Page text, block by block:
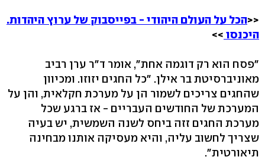
<<הכל על העולם היהודי - בפייסבוק של ערוץ היהדות.
היכנסו >>
"פסח הוא רק דוגמה אחת", אומר ד"ר ערן רביב
מאוניברסיטת בר אילן. "כל החגים יזוזו. ומכיוון
שהחגים צריכים לשמור הן על מערכת חקלאית, והן על
המערכת של החודשים העבריים - אז ברגע שכל
מערכת החגים זזה ביחס לשנה השמשית, יש בעיה
שצריך לחשוב עליה, והיא מעסיקה אותנו מבחינה
תיאורטית".